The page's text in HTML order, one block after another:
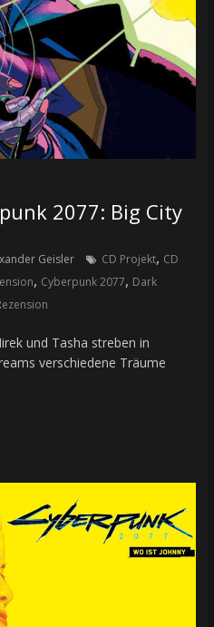
2077: Big City
Geisler CD Projekt, CD
, Cyberpunk 2077, Dark
und Tasha streben in
verschiedene Träume